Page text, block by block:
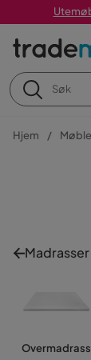
Hjem
Madrasser
Overmadrass